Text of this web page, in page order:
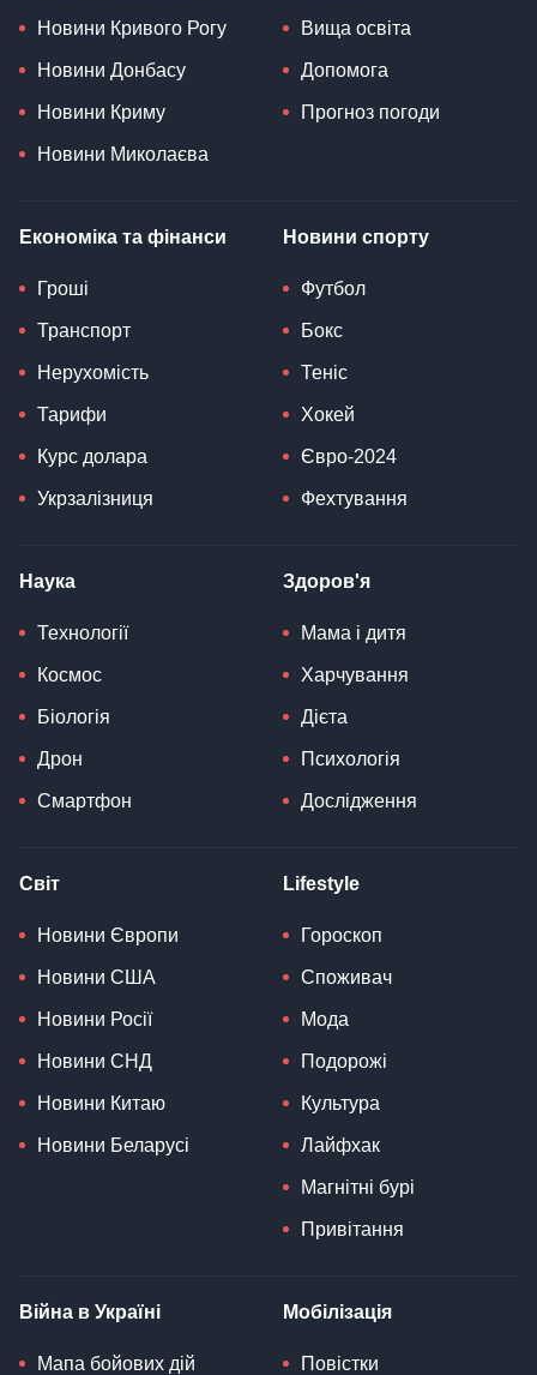
Новини Кривого Рогу
Новини Донбасу
Новини Криму
Новини Миколаєва
Вища освіта
Допомога
Прогноз погоди
Економіка та фінанси
Гроші
Транспорт
Нерухомість
Тарифи
Курс долара
Укрзалізниця
Новини спорту
Футбол
Бокс
Теніс
Хокей
Євро-2024
Фехтування
Наука
Технології
Космос
Біологія
Дрон
Смартфон
Здоров'я
Мама і дитя
Харчування
Дієта
Психологія
Дослідження
Світ
Новини Європи
Новини США
Новини Росії
Новини СНД
Новини Китаю
Новини Беларусі
Lifestyle
Гороскоп
Споживач
Мода
Подорожі
Культура
Лайфхак
Магнітні бурі
Привітання
Війна в Україні
Мапа бойових дій
Мобілізація
Повістки